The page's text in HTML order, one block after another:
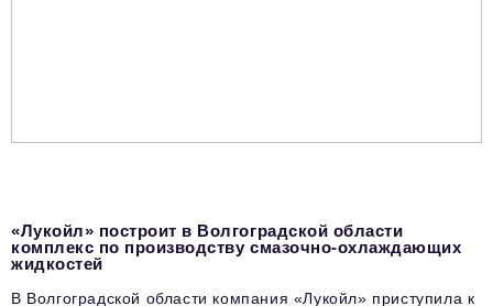
«Лукойл» построит в Волгоградской области
комплекс по производству смазочно-охлаждающих
жидкостей
В Волгоградской области компания «Лукойл» приступила к